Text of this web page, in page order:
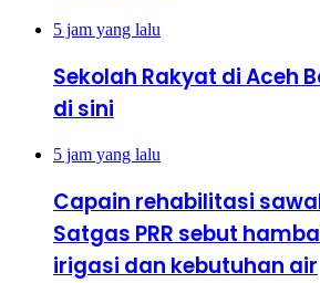
5 jam yang lalu
Sekolah Rakyat di Aceh
di sini
5 jam yang lalu
Capain rehabilitasi
Satgas PRR sebut
irigasi dan kebutuhan air